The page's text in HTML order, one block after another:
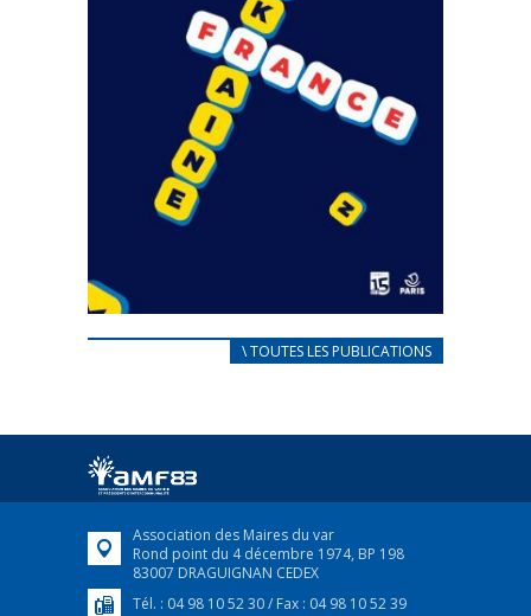
CARNET D’ACCUEIL
Afin d’accompagner au mieux les réfugiés
FEUILLETER
\ TOUTES LES PUBLICATIONS
Association des Maires du var
Rond point du 4 décembre 1974, BP 198
83007 DRAGUIGNAN CEDEX
Tél. : 04 98 10 52 30 / Fax : 04 98 10 52 39